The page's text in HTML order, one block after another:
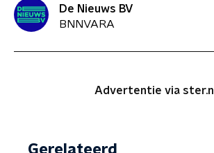
De Nieuws BV
BNNVARA
Advertentie via ster.nl
Gerelateerd